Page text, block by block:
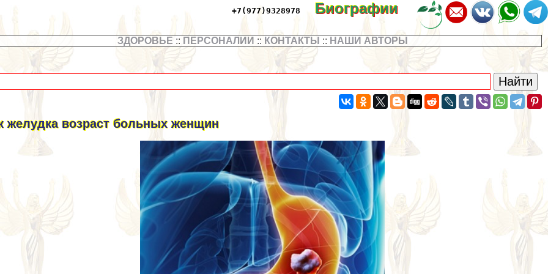
+7(977)9328978 Биографии
ЗДОРОВЬЕ :: ПЕРСОНАЛИИ :: КОНТАКТЫ :: НАШИ АВТОРЫ
желудка возраст больных женщин